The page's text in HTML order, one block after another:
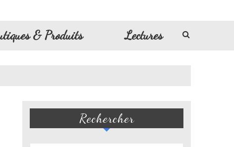
& Produits Lectures
Rechercher